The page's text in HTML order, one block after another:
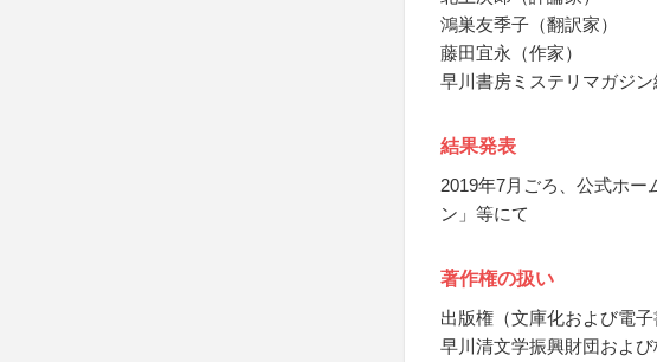
鴻巣友季子（翻訳家）
藤田宜永（作家）
早川書房ミステリマガジ
結果発表
2019年7月ごろ、公式ホ
ン」等にて
著作権の扱い
出版権（文庫化および電
早川清文学振興財団およ